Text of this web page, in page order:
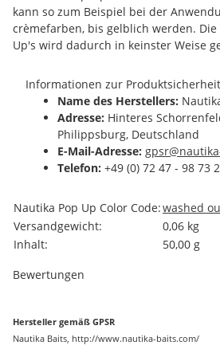
kann so zum Beispiel bei der
crèmefarben, bis gelblich werden.
Up's wird dadurch in keinster Weise
Informationen zur Produktsicherheit
Name des Herstellers:
Adresse: Hinteres
Philippsburg, Deutschland
E-Mail-Adresse:
Telefon: +49 (0) 72 47 - 98 73
Produkteigenschaft
Wert
Nautika Pop Up Color Code:washed
Versandgewicht:
0,06 kg
Inhalt:
50,00 g
Bewertungen
Hersteller gemäß GPSR
Nautika Baits, http://www.nautika-baits.com/